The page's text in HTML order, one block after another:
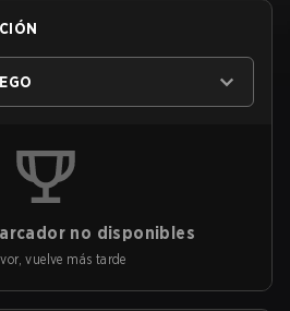
no disponibles
vuelve más tarde